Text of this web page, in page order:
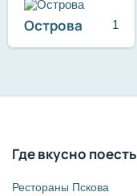
Острова 1
Где вкусно поесть
Рестораны Пскова